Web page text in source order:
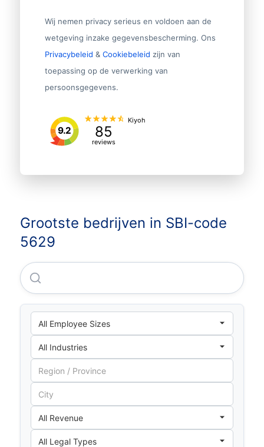
Wij nemen privacy serieus en voldoen aan de
wetgeving inzake gegevensbescherming. Ons
Privacybeleid & Cookiebeleid zijn van
toepassing op de verwerking van
persoonsgegevens.
9.2 85
reviews
Kiyoh
Grootste bedrijven in SBI-code
5629